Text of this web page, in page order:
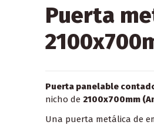
Puerta
Puerta panelable
nicho de 2100x700mm
Una puerta metálica de